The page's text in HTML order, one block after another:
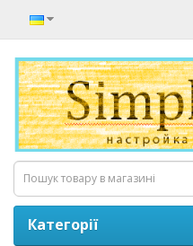
Категорії